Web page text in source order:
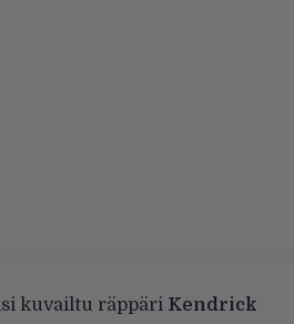
kuvailtu räppäri Kendrick